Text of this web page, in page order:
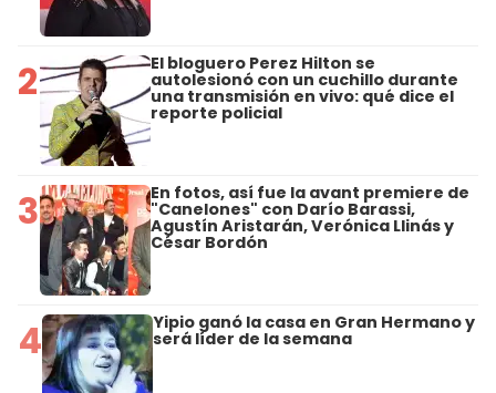
2 El bloguero Perez Hilton se
autolesionó con un cuchillo durante
una transmisión en vivo: qué dice el
reporte policial
3 En fotos, así fue la avant premiere de
"Canelones" con Darío Barassi,
Agustín Aristarán, Verónica Llinás y
César Bordón
4 Yipio ganó la casa en Gran Hermano y
será líder de la semana